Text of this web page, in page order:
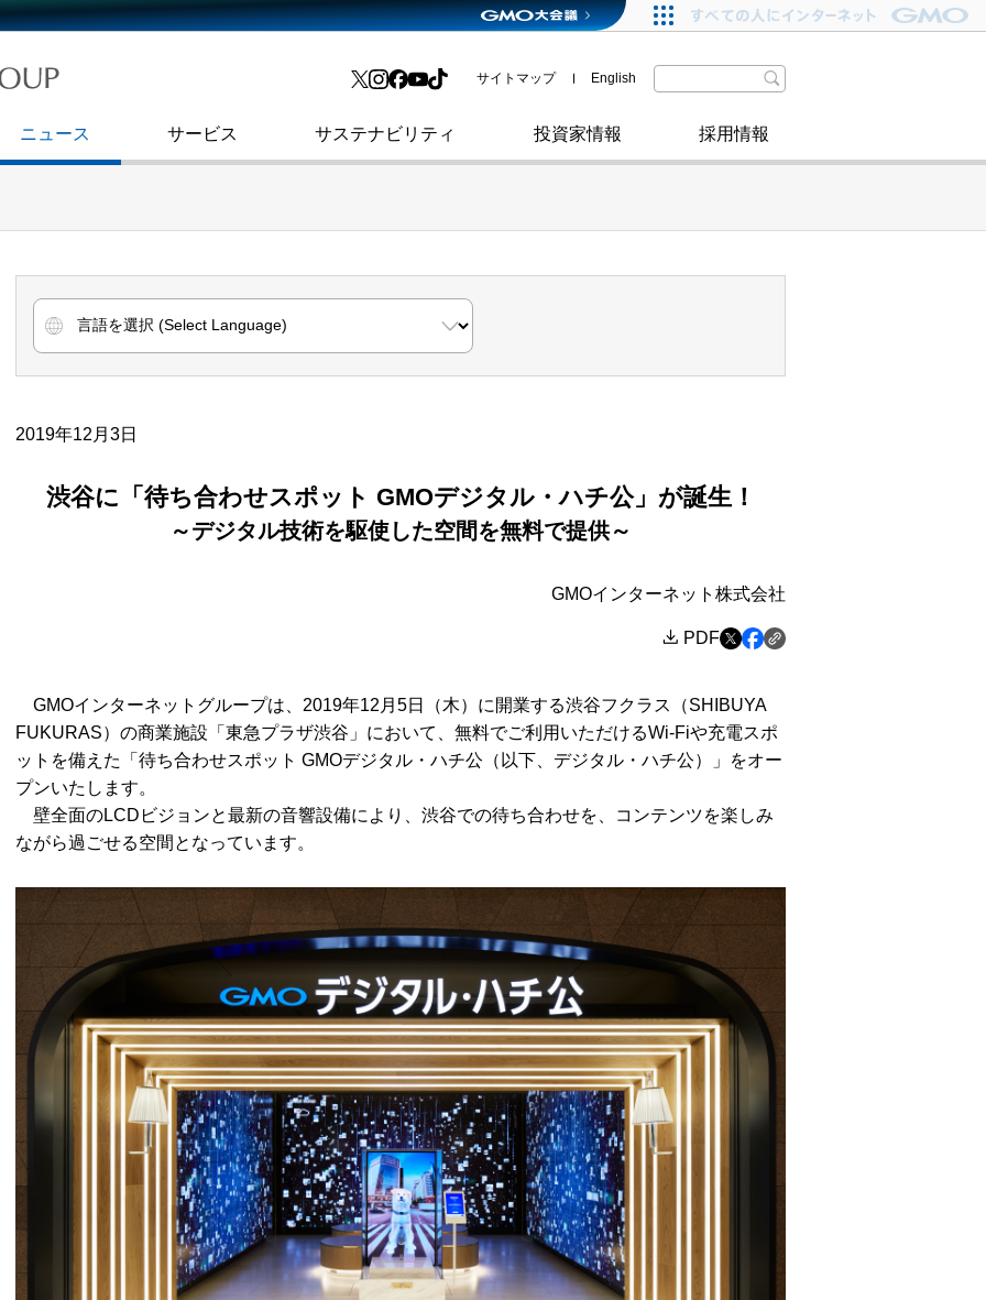
社史
渋谷フクラス入館方法
ニュース
取材のお申し込みについて
サービス
その他
サステナビリティ
ン
SDGsへの取り組み
政府・自治体からの認定
投資家情報
よくあるご質問 格付・社債情報
採用情報
サイトマップ English
2019年12月3日
渋谷に「待ち合わせスポット GMOデジタル・ハチ公」が誕生！
～デジタル技術を駆使した空間を無料で提供～
GMOインターネット株式会社
PDF
GMOインターネットグループは、2019年12月5日（木）に開業する渋谷フクラス（SHIBUYA
FUKURAS）の商業施設「東急プラザ渋谷」において、無料でご利用いただけるWi-Fiや充電スポ
ットを備えた「待ち合わせスポット GMOデジタル・ハチ公（以下、デジタル・ハチ公）」をオー
プンいたします。
壁全面のLCDビジョンと最新の音響設備により、渋谷での待ち合わせを、コンテンツを楽しみ
ながら過ごせる空間となっています。